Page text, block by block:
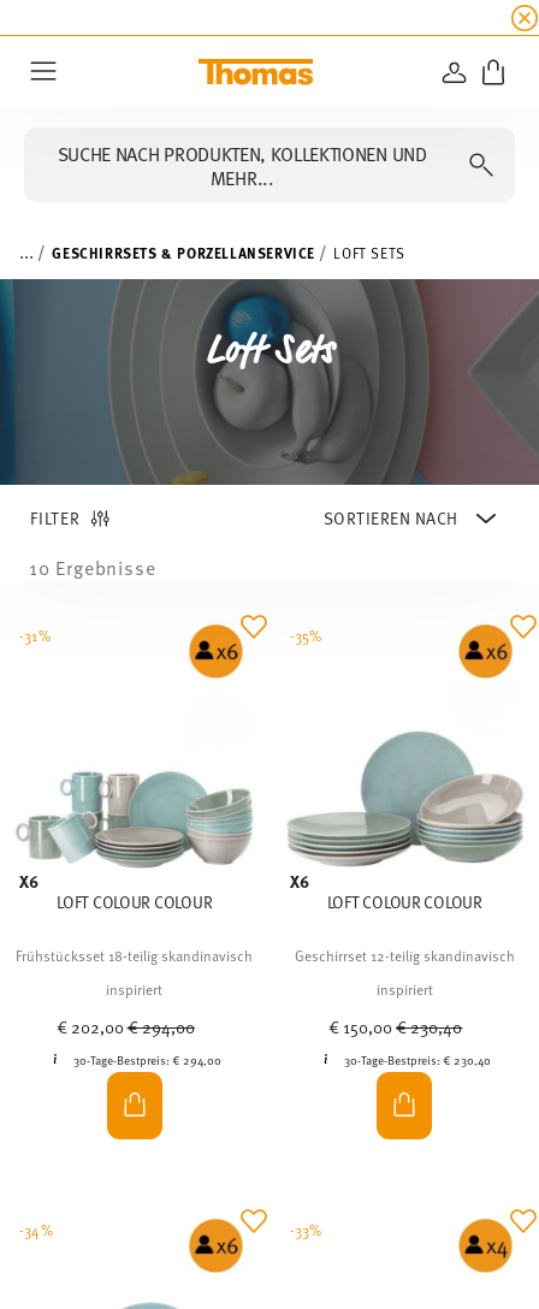
☀️ Bis zu 45% Rabatt auf alle
SUCHE NACH PRODUKTEN, KOLLEKTIONEN UND
MEHR...
... GESCHIRRSETS & PORZELLANSERVICE LOFT SETS
Loft Sets
FILTER
10 Ergebnisse
X6
LOFT COLOUR COLOUR
Frühstücksset 18-teilig skandinavisch
inspiriert
€ 202,00Price reduced from
€ 294,00
30-Tage-Bestpreis:€ 294,00
-31%
X6
LOFT COLOUR COLOUR
Geschirrset 12-teilig skandinavisch
inspiriert
€ 150,00Price reduced from
€ 230,40
30-Tage-Bestpreis:€ 230,40
-35%
-34% -33%